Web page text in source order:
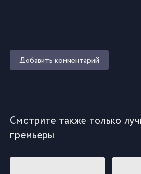
Добавить комментарий
Смотрите также только
премьеры!